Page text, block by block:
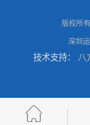
兰州中药提速脉
版权所
深圳
技术支持： 八